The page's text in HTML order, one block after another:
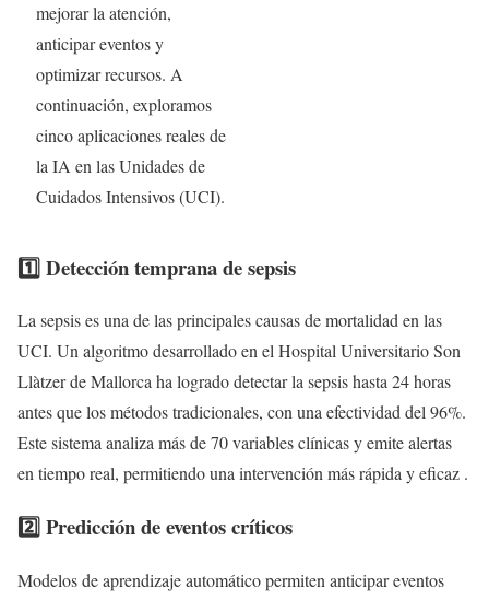
mejorar la atención,
anticipar eventos y
optimizar recursos. A
continuación, exploramos
cinco aplicaciones reales de
la IA en las Unidades de
Cuidados Intensivos (UCI).
1️⃣ Detección temprana de sepsis
La sepsis es una de las principales causas de mortalidad en las
UCI. Un algoritmo desarrollado en el Hospital Universitario Son
Llàtzer de Mallorca ha logrado detectar la sepsis hasta 24 horas
antes que los métodos tradicionales, con una efectividad del 96%.
Este sistema analiza más de 70 variables clínicas y emite alertas
en tiempo real, permitiendo una intervención más rápida y eficaz .
2️⃣ Predicción de eventos críticos
Modelos de aprendizaje automático permiten anticipar eventos